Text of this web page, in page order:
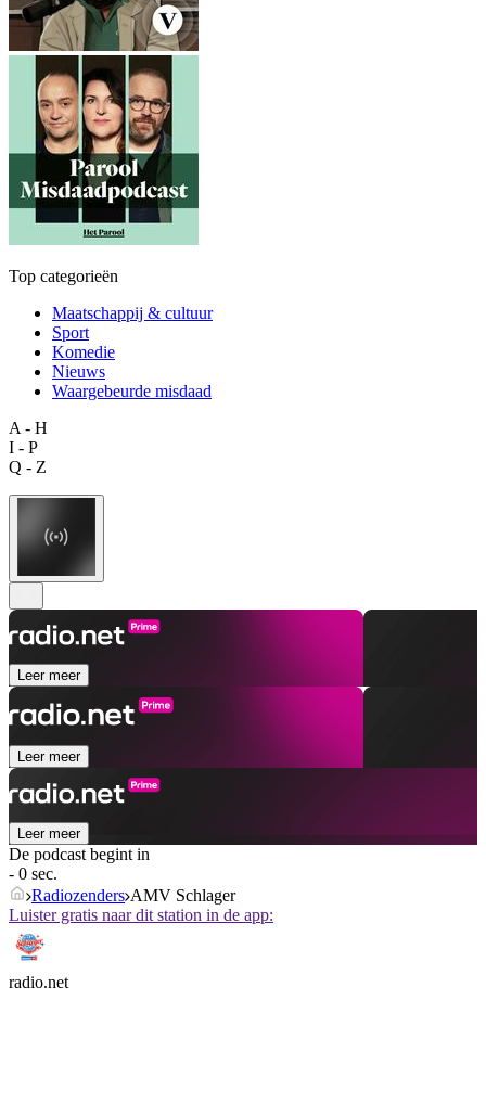
Top categorieën
Maatschappij & cultuur
Sport
Komedie
Nieuws
Waargebeurde misdaad
A - H
I - P
Q - Z
Leer meer
Leer meer
Leer meer
De podcast begint in
- 0 sec.
Radiozenders AMV Schlager
Luister gratis naar dit station in de app:
radio.net